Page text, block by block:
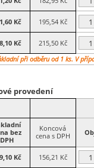
Kč 195,54 Kč
Kč 215,50 Kč
při odběru od 1 ks. V
provedení
bez
DPH
Koncová
cena s DPH
Kč 156,21 Kč